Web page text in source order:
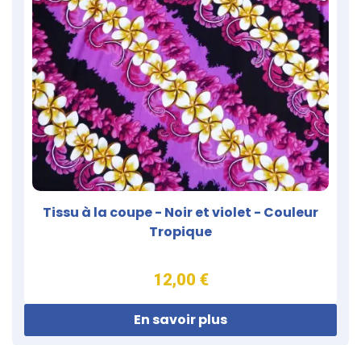
Tissu à la coupe - Noir et violet - Couleur
Tropique
12,00 €
En savoir plus